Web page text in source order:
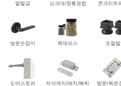
말발굽 싱크대/장롱경첩 콘크리트
방문손잡이 목재피스 조절발
도어스토퍼
자석캐치/래치/빠찌
방문/목문